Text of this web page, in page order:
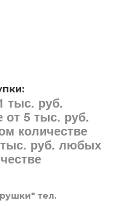
тыс. руб.
от 5 тыс. руб.
количестве
тыс. руб. любых
тел.